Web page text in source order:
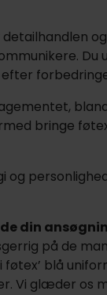
detailhandlen
Du
bringe
og
din
på de
føtex’ blå
Vi glæder os